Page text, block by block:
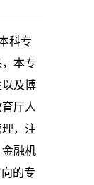
科专
本专
及博
厅人
，注
融机
的专